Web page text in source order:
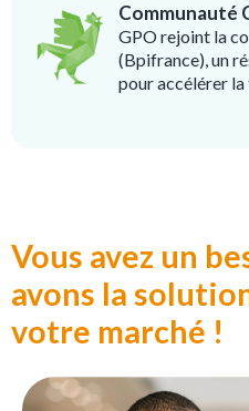
Communauté
GPO rejoint la
(Bpifrance), un
pour accélérer
Vous avez un
avons la
votre marché !